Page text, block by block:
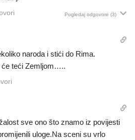
Pogledaj odgovore (3)
naroda i stići do Rima.
će teći Zemljom…..
sve ono što znamo iz povijesti
uloge.Na sceni su vrlo